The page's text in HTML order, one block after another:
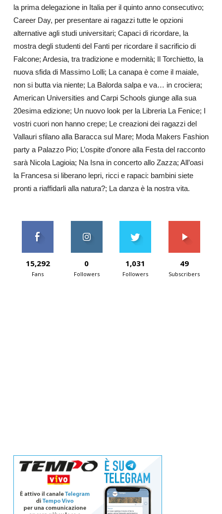
la prima delegazione in Italia per il quinto anno consecutivo;
Career Day, per presentare ai ragazzi tutte le opzioni
alternative agli studi universitari; Capaci di ricordare, la
mostra degli studenti del Fanti per ricordare il sacrificio di
Falcone; Ardesia, tra tradizione e modernità; Il Torchietto, la
nuova sfida di Massimo Lolli; La canapa è come il maiale,
non si butta via niente; La Balorda salpa e va… in crociera;
American Universities and Carpi Schools giunge alla sua
20esima edizione; Un nuovo look per la Libreria La Fenice; I
vostri cuori non hanno crepe; Le creazioni dei ragazzi del
Vallauri sfilano alla Baracca sul Mare; Moda Makers Fashion
party a Palazzo Pio; L’ospite d’onore alla Festa del racconto
sarà Nicola Lagioia; Na Isna in concerto allo Zazza; All’oasi
la Francesa si liberano lepri, ricci e rapaci: bambini siete
pronti a riaffidarli alla natura?; La danza è la nostra vita.
15,292
Fans
0
Followers
1,031
Followers
49
Subscribers